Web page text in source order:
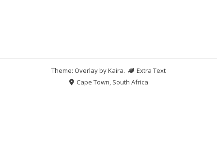
Theme: Overlay byKaira.
Extra Text
Cape Town, South Africa